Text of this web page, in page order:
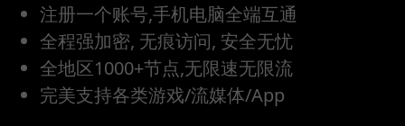
注册一个账号,手机电脑全端互通
全程强加密, 无痕访问, 安全无忧
全地区1000+节点,无限速无限流
完美支持各类游戏/流媒体/App